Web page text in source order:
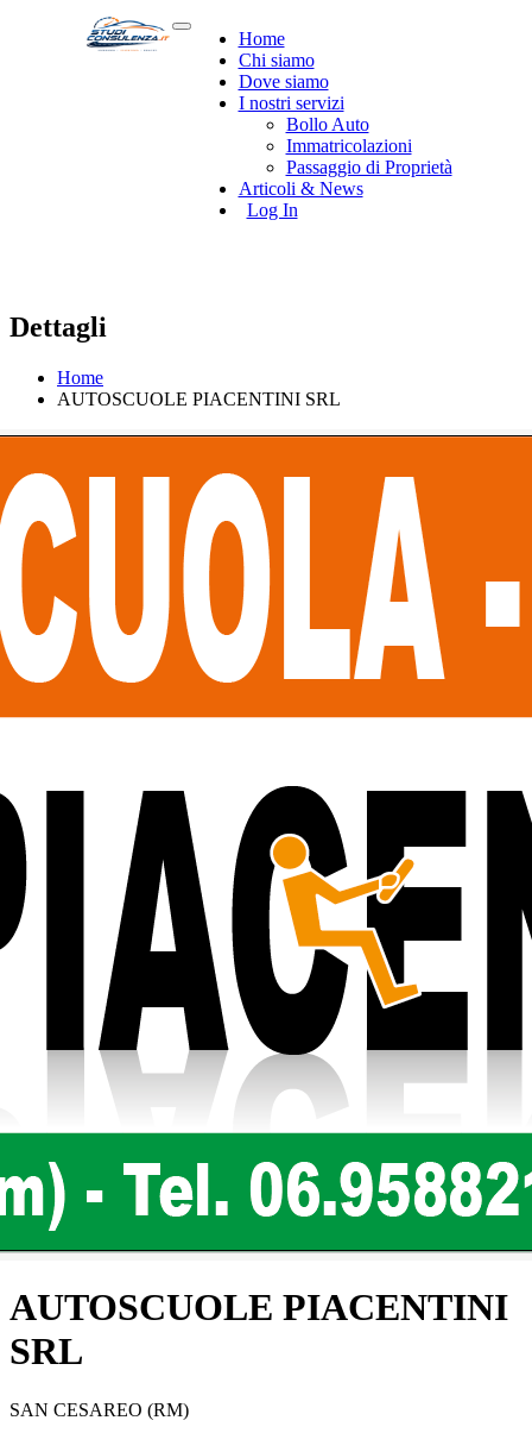
Home
Chi siamo
Dove siamo
I nostri servizi
Bollo Auto
Immatricolazioni
Passaggio di Proprietà
Articoli & News
Log In
Dettagli
Home
AUTOSCUOLE PIACENTINI SRL
AUTOSCUOLE PIACENTINI
SRL
SAN CESAREO (RM)